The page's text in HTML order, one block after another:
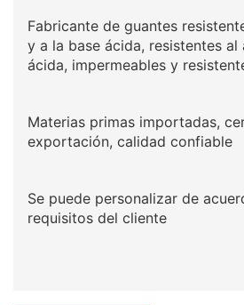
Fabricante de guantes
y a la base ácida, resistentes
ácida, impermeables y
Materias primas importadas,
exportación, calidad confiable
Se puede personalizar de
requisitos del cliente